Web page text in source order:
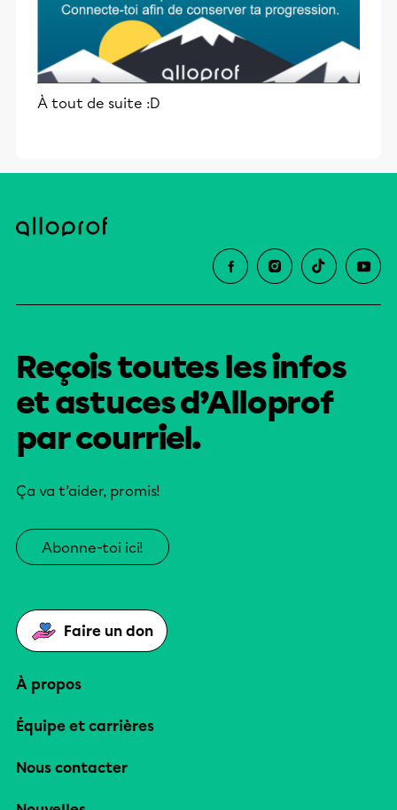
À tout de suite :D
Reçois toutes les infos
et astuces d’Alloprof
par courriel.
Ça va t’aider, promis!
Abonne-toi ici!
Faire un don
À propos
Équipe et carrières
Nous contacter